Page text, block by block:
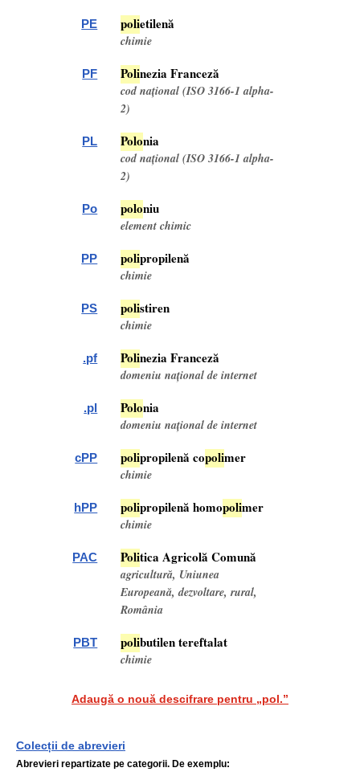
PE polietilenă
chimie
PF Polinezia Franceză
cod național (ISO 3166-1 alpha-
2)
PL Polonia
cod național (ISO 3166-1 alpha-
2)
Po poloniu
element chimic
PP polipropilenă
chimie
PS polistiren
chimie
.pf Polinezia Franceză
domeniu național de internet
.pl Polonia
domeniu național de internet
cPP polipropilenă copolimer
chimie
hPP polipropilenă homopolimer
chimie
PAC Politica Agricolă Comună
agricultură, Uniunea
Europeană, dezvoltare, rural,
România
PBT polibutilen tereftalat
chimie
Adaugă o nouă descifrare pentru „pol.”
Colecții de abrevieri
Abrevieri repartizate pe categorii. De exemplu: